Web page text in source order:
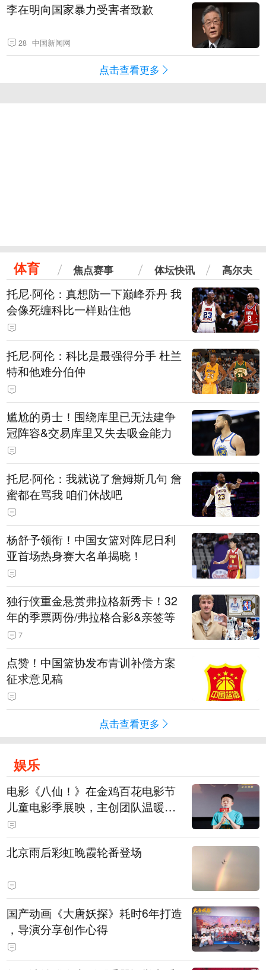
李在明向国家暴力受害者致歉
28 中国新闻网
点击查看更多
体育 焦点赛事 体坛快讯 高尔夫
托尼·阿伦：真想防一下巅峰乔丹 我
会像死缠科比一样贴住他
托尼·阿伦：科比是最强得分手 杜兰
特和他难分伯仲
尴尬的勇士！围绕库里已无法建争
冠阵容&交易库里又失去吸金能力
托尼·阿伦：我就说了詹姆斯几句 詹
蜜都在骂我 咱们休战吧
杨舒予领衔！中国女篮对阵尼日利
亚首场热身赛大名单揭晓！
独行侠重金悬赏弗拉格新秀卡！32
年的季票两份/弗拉格合影&亲签等
7
点赞！中国篮协发布青训补偿方案
征求意见稿
点击查看更多
娱乐
电影《八仙！》在金鸡百花电影节
儿童电影季展映，主创团队温暖寄
语小观众
北京雨后彩虹晚霞轮番登场
国产动画《大唐妖探》耗时6年打造
，导演分享创作心得